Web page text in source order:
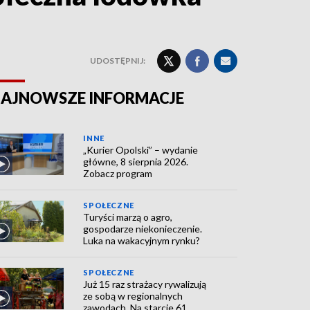
UDOSTĘPNIJ:
INFORMACJE
INNE
„Kurier Opolski” – wydanie
główne, 8 sierpnia 2026.
Zobacz program
SPOŁECZNE
Turyści marzą o agro,
gospodarze niekonieczenie.
Luka na wakacyjnym rynku?
SPOŁECZNE
Już 15 raz strażacy rywalizują
ze sobą w regionalnych
zawodach. Na starcie 61